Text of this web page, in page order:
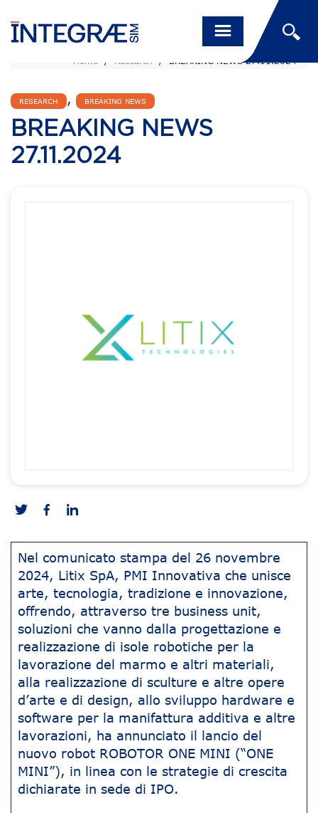
Home / Research / BREAKING NEWS 27.11.2024
RESEARCH , BREAKING NEWS
BREAKING NEWS
27.11.2024
Nel comunicato stampa del 26 novembre
2024, Litix SpA, PMI Innovativa che unisce
arte, tecnologia, tradizione e innovazione,
offrendo, attraverso tre business unit,
soluzioni che vanno dalla progettazione e
realizzazione di isole robotiche per la
lavorazione del marmo e altri materiali,
alla realizzazione di sculture e altre opere
d’arte e di design, allo sviluppo hardware e
software per la manifattura additiva e altre
lavorazioni, ha annunciato il lancio del
nuovo robot ROBOTOR ONE MINI (“ONE
MINI”), in linea con le strategie di crescita
dichiarate in sede di IPO.